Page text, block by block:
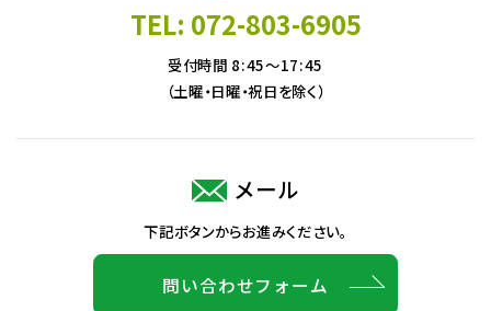
TEL: 072-803-6905
受付時間 8:45～17:45
（土曜・日曜・祝日を除く）
メール
下記ボタンからお進みください。
問い合わせフォーム